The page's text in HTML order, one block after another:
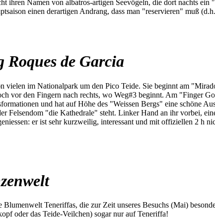
ihren Namen von albatros-artigen Seevögeln, die dort nachts ein
einen derartigen Andrang, dass man "reservieren" muß
Roques de Garcia
vielen im Nationalpark um den Pico Teide. Sie beginnt am
vor den Fingern nach rechts, wo Weg#3 beginnt. Am "Finger
und hat auf Höhe des "Weissen Bergs" eine schöne
Felsendom "die Kathedrale" steht. Linker Hand an ihr vorbei,
er ist sehr kurzweilig, interessant und mit offiziellen 2 h
Teneriffas, die zur Zeit unseres Besuchs (Mai)
oder das Teide-Veilchen) sogar nur auf Teneriffa!